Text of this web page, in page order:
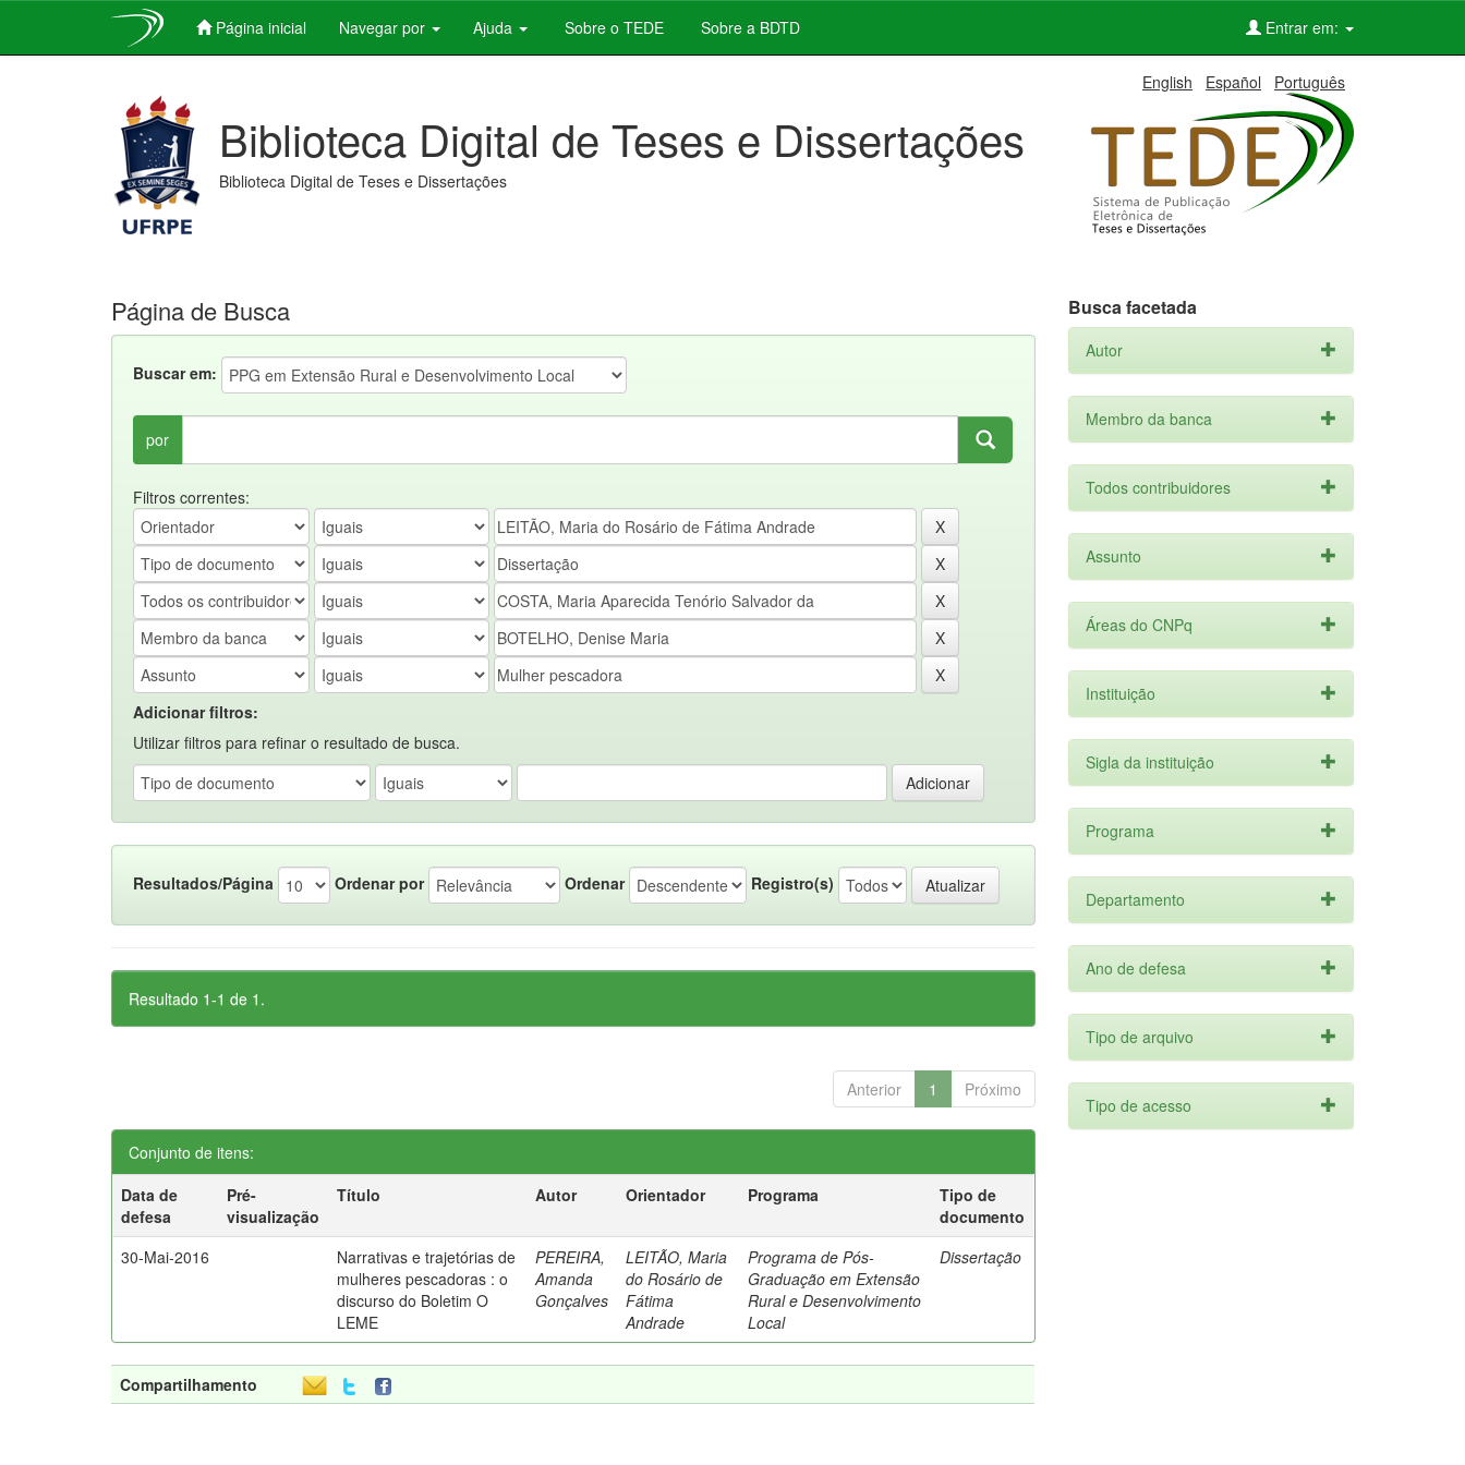
Página inicial Navegar por Ajuda Sobre o TEDE Sobre a BDTD Entrar em:
English Español Português
Biblioteca Digital de Teses e Dissertações
Biblioteca Digital de Teses e Dissertações
Página de Busca
Buscar em:
por
Filtros correntes:
Adicionar filtros:
Utilizar filtros para refinar o resultado de busca.
Resultados/Página Ordenar por Ordenar Registro(s)
Resultado 1-1 de 1.
Anterior 1 Próximo
Conjunto de itens:
Data de
defesa
Pré-
visualização
Título Autor Orientador Programa
Tipo de
documento
30-Mai-2016
Narrativas e trajetórias de
mulheres pescadoras : o
discurso do Boletim O
LEME
PEREIRA,
Amanda
Gonçalves
LEITÃO, Maria
do Rosário de
Fátima
Andrade
Programa de Pós-
Graduação em Extensão
Rural e Desenvolvimento
Local
Dissertação
Compartilhamento
Busca facetada
Autor
Membro da banca
Todos contribuidores
Assunto
Áreas do CNPq
Instituição
Sigla da instituição
Programa
Departamento
Ano de defesa
Tipo de arquivo
Tipo de acesso